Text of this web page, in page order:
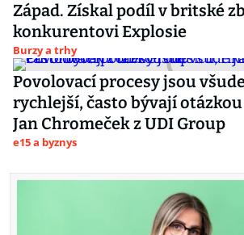
Západ. Získal podíl v britské
konkurentovi Explosie
Burzy a trhy
Povolovací procesy jsou
rychlejší, často bývají
Jan Chromeček z UDI Group
e15 a byznys